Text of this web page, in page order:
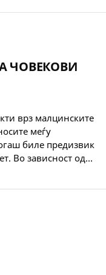
ЧОВЕКОВИ
врз малцинските
меѓу
биле предизвик
Во зависност од…